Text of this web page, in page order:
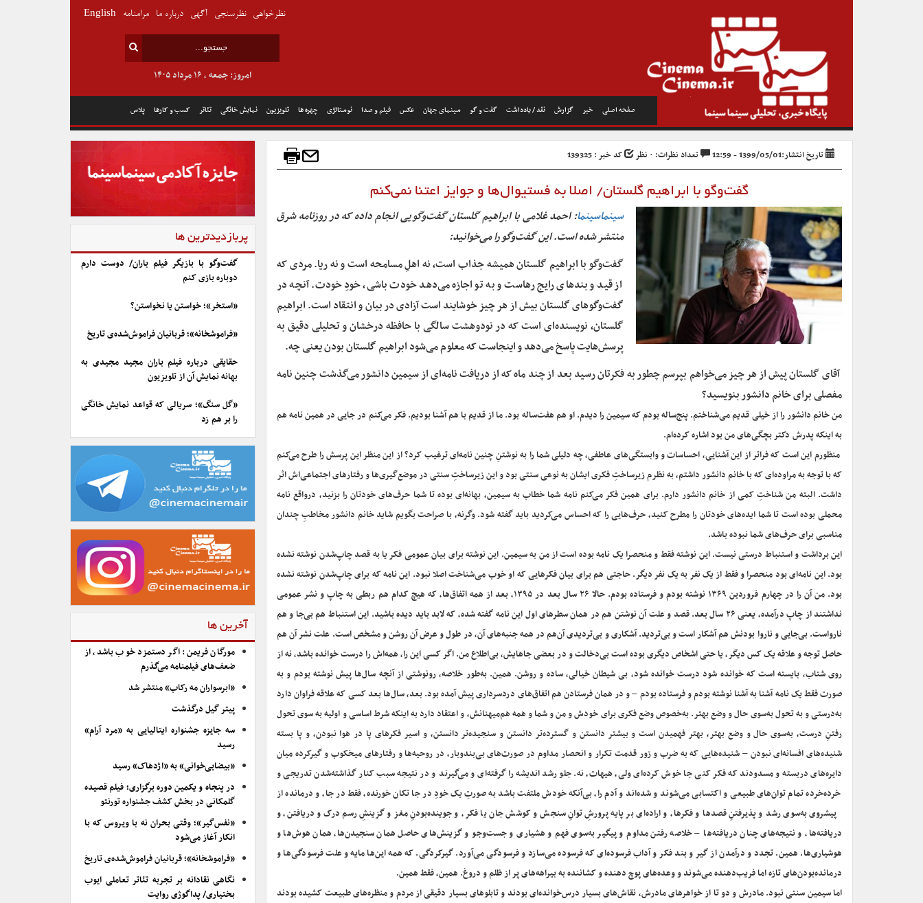
صفحه اصلی خبر گزارش نقد / یادداشت گفت و گو سینمای جهان عکس فیلم و صدا نوستالژی چهره ها تلویزیون نمایش خانگی تئاتر کسب و کارها پلاس
امروز: جمعه , ۱۶ مرداد ۱۴۰۵
نظرخواهی نظرسنجی آگهی درباره ما مرامنامه English
تاریخ انتشار:1399/05/01 - 12:59 تعداد نظرات: ۰ نظر کد خبر : 139325
گفت‌وگو با ابراهیم گلستان/ اصلا به فستیوال‌ها و جوایز اعتنا نمی‌کنم
سینماسینما: احمد غلامی با ابراهیم گلستان گفت‌وگویی انجام داده که در روزنامه شرق
منتشر شده است. این گفت‌وگو را می‌خوانید:
گفت‌وگو با ابراهیم گلستان همیشه جذاب است، نه اهلِ مسامحه است و نه ریا. مردی که
از قید و بندهای رایج رهاست و به تو اجازه می‌دهد خودت باشی، خودِ خودت. آنچه در
گفت‌وگوهای گلستان بیش از هر چیز خوشایند است آزادی در بیان و انتقاد است. ابراهیم
گلستان، نویسنده‌ای است که در نودوهشت سالگی با حافظه درخشان و تحلیلی دقیق به
پرسش‌هایت پاسخ می‌دهد و اینجاست که معلوم می‌شود ابراهیم گلستان بودن یعنی چه.
‌ آقای گلستان پیش از هر چیز می‌خواهم بپرسم چطور به فکرتان رسید بعد از چند ماه که از دریافت نامه‌ای از سیمین دانشور می‌گذشت چنین نامه‌
مفصلی برای خانم دانشور بنویسید؟
من خانم دانشور را از خیلی قدیم می‌شناختم. پنج‌ساله بودم که سیمین را دیدم. او هم هفت‌ساله بود. ما از قدیم با هم آشنا بودیم. فکر می‌کنم در جایی در همین نامه هم
به اینکه پدرش دکتر بچگی‌های من بود اشاره کرده‌ام.
‌ منظورم این است که فراتر از این آشنایی، احساسات و وابستگی‌های عاطفی، چه دلیلی شما را به نوشتنِ چنین نامه‌ای ترغیب کرد؟ از این منظر این پرسش را طرح می‌کنم
که با توجه به مراوده‌ای که با خانم دانشور داشتم، به‌ نظرم زیرساختِ فکری ایشان به نوعی سنتی بود و این زیرساختِ سنتی در موضع‌گیری‌ها و رفتارهای اجتماعی‌اش اثر
داشت. البته من شناختِ کمی از خانم دانشور دارم. برای همین فکر می‌کنم نامه شما خطاب به سیمین، بهانه‌ای بوده تا شما حرف‌های خودتان را بزنید، درواقع نامه
محملی بوده است تا شما ایده‌های خودتان را مطرح کنید، حرف‌هایی را که احساس می‌کردید باید گفته شود. وگرنه، با صراحت بگویم شاید خانم دانشور مخاطبِ چندان
مناسبی برای حرف‌های شما نبوده باشد.
این برداشت و استنباط درستی نیست. این نوشته فقط و منحصرا‌ یک نامه بوده است از من به سیمین. این نوشته برای بیان عمومی فکر یا به قصد چاپ‌شدن نوشته نشده
بود. این نامه‌ای بود منحصرا و فقط از یک نفر به یک نفر دیگر. حاجتی هم برای بیان فکرهایی که او خوب می‌شناخت اصلا نبود. این نامه که برای چاپ‌شدن نوشته نشده
بود. من آن را در چهارم فروردین ۱۳۶۹ نوشته بودم و فرستاده بودم. حالا ۲۶ سال بعد در ۱۳۹۵، بعد از همه اتفاق‌ها، که هیچ کدام هم ربطی به چاپ و نشر عمومی
نداشتند از چاپ درآمده، یعنی ۲۶ سال بعد. قصد و علت آن نوشتن هم در همان سطرهای اول این نامه گفته شده، که لابد باید دیده باشید. این استنباط هم بی‌جا و هم
نارواست. بی‌جایی و ناروا بودنش هم آشکار است و بی‌تردید. آشکاری و بی‌تردیدی آن‌هم در همه جنبه‌های آن، در طول و عرض آن روشن و مشخص است. علت نشر آن ‌هم
حاصل توجه و علاقه یک کس دیگر، یا حتی اشخاص دیگری بوده است بی‌دخالت و در بعضی جاهایش، بی‌اطلاع من. اگر کسی این را، همه‌اش را درست خوانده باشد، نه از
روی شتاب، بایسته است که خوانده شود درست خوانده شود، بی‌ شیطان خیالی، ساده و روشن. همین. به‌طور خلاصه، رونوشتی از آنچه سال‌ها پیش نوشته بودم و به
صورت فقط یک نامه آشنا به آشنا نوشته بودم و فرستاده بودم – و در همان فرستادن هم اتفاق‌های دردسرداری پیش آمده بود. بعد، سال‌ها بعد کسی که علاقه فراوان دارد
به‌درستی و به تحول به‌سوی حال و وضع بهتر. به‌خصوص وضع فکری برای خودش و من و شما و همه هم‌میهنانش، و اعتقاد دارد به اینکه شرط اساسی و اولیه به سوی تحول
رفتنِ درست، به‌سوی حال و وضع بهتر، بهتر فهمیدن است و بیشتر دانستن و گسترده‌تر دانستن و سنجیده‌تر دانستن، و اسیر فکرهای پا در هوا نبودن، و پا بسته
شنیده‌های افسانه‌ای نبودن – شنیده‌هایی که به ضرب و زور قدمت تکرار و انحصار مداوم در صورت‌های بی‌بندوبار، در روحیه‌ها و رفتارهای میخکوب و گیرکرده میان
دایره‌های دربسته و مسدودند که فکر کنی جا خوش کرده‌ای ولی، هیهات، نه. جلو رشد اندیشه را گرفته‌ای و می‌گیرند و در نتیجه سبب کنار گذاشته‌شدن تدریجی و
خرده‌خرده تمام توان‌های طبیعی و اکتسابی می‌شوند و شده‌اند و آدم را، بی‌آنکه خودش ملتفت باشد به صورتِ یک خودِ در جا تکان خورنده، فقط در جا، و درمانده از
پیشروی به‌سوی رشد و پذیرفتنِ قصدها و فکرها، و اراده‌ای بر پایه پرورشِ توانِ سنجش و کوشش جان یا فکر، و جوینده‌بودنِ مغز و گزینشِ رسم درک و دریافتن، و
دریافته‌ها، و نتیجه‌های چنان دریافته‌ها – خلاصه رفتن مداوم و پیگیر به‌سوی فهم و هشیاری و جست‌وجو و گزینش‌های حاصل همان سنجیدن‌ها، همان هوش‌ها و
هوشیاری‌ها. همین. تجدد و درآمدن از گیر و بند فکر و آداب فرسوده‌ای که فرسوده می‌سازد و فرسودگی می‌آورد. گیر‌کردگی. که همه این‌ها مایه و علت فرسودگی‌ها و
درمانده‌بودن‌های تازه اما فریب‌دهنده می‌شوند و وعده‌های پوچ دهنده و کشاننده به بیراهه‌های پر از ظلم و دروغ. همین، فقط همین.
اما سیمین سنتی نبود. مادرش و دو تا از خواهرهای مادرش، نقاش‌های بسیار درس‌خوانده‌ای بودند و تابلوهای بسیار دقیقی از مردم و منظره‌های طبیعت کشیده بودند
پربازدیدترین ها
گفت‌وگو با بازیگر فیلم باران/ دوست دارم
دوباره بازی کنم
«استخر»؛ خواستن یا نخواستن؟
«فراموشخانه»؛ قربانیان فراموش‌شده‌ی تاریخ
حقایقی درباره فیلم باران مجید مجیدی به
بهانه نمایش آن از تلویزیون
«گل سنگ»؛ سریالی که قواعد نمایش خانگی
را بر هم زد
آخرین ها
مورگان فریمن: اگر دستمزد خوب باشد، از
ضعف‌های فیلمنامه می‌گذرم
«ابرسواران مه رکاب» منتشر شد
پیتر گیل درگذشت
سه جایزه جشنواره ایتالیایی به «مرد آرام»
رسید
«بیضایی‌خوانی» به «اژدهاک» رسید
در پنجاه و یکمین دوره برگزاری؛ فیلم قصیده
گلمکانی در بخش کشف جشنواره تورنتو
«نفس‌گیر»؛ وقتی بحران نه با ویروس که با
انکار آغاز می‌شود
«فراموشخانه»؛ قربانیان فراموش‌شده‌ی تاریخ
نگاهی نقادانه بر تجربه تئاتر تعاملی ایوب
بختیاری/ پداگوژی روایت